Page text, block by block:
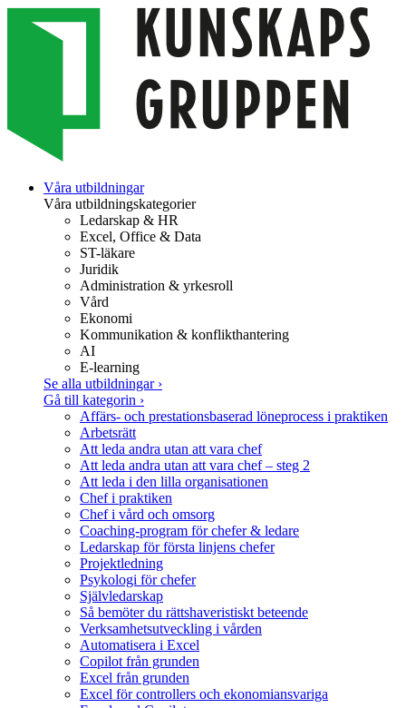
Våra utbildningar
Våra utbildningskategorier
Ledarskap & HR
Excel, Office & Data
ST-läkare
Juridik
Administration & yrkesroll
Vård
Ekonomi
Kommunikation & konflikthantering
AI
E-learning
Se alla utbildningar ›
Gå till kategorin ›
Affärs- och prestationsbaserad löneprocess i praktiken
Arbetsrätt
Att leda andra utan att vara chef
Att leda andra utan att vara chef – steg 2
Att leda i den lilla organisationen
Chef i praktiken
Chef i vård och omsorg
Coaching-program för chefer & ledare
Ledarskap för första linjens chefer
Projektledning
Psykologi för chefer
Självledarskap
Så bemöter du rättshaveristiskt beteende
Verksamhetsutveckling i vården
Automatisera i Excel
Copilot från grunden
Excel från grunden
Excel för controllers och ekonomiansvariga